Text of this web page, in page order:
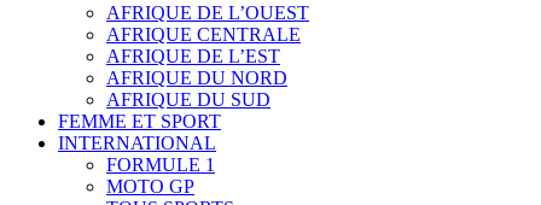
AFRIQUE DE L’OUEST
AFRIQUE CENTRALE
AFRIQUE DE L’EST
AFRIQUE DU NORD
AFRIQUE DU SUD
FEMME ET SPORT
INTERNATIONAL
FORMULE 1
MOTO GP